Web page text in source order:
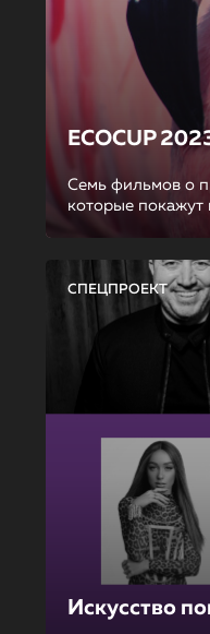
ECOCUP
Семь фильмов о
которые покажут
СПЕЦПРОЕКТ
Искусство